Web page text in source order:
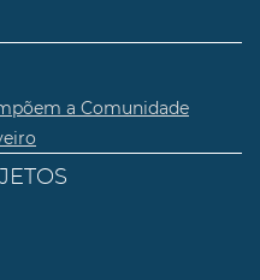
a Comunidade